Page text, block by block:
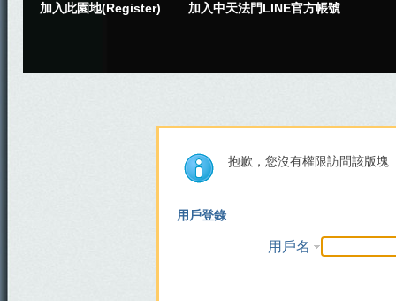
加入此園地(Register) 加入中天法門LINE官方帳號
抱歉，您沒有權限訪問該版塊
用戶登錄
用戶名